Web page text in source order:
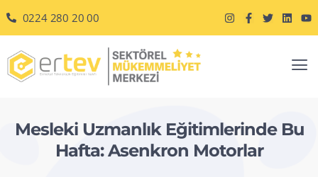
0224 280 20 00
Mesleki Uzmanlık Eğitimlerinde Bu
Hafta: Asenkron Motorlar